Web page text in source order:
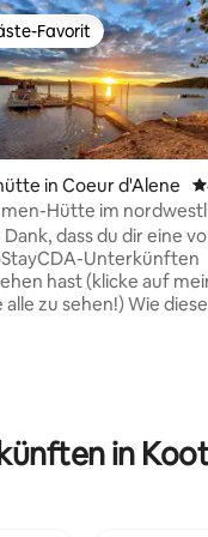
Bewertung: 5 von 5,
Gäste-Favorit.
Favorit
in Coeur d'Alene
Hütte im
mit Spa, Strand und
dass du dir eine
Unterkünften
hast (klicke auf
alle zu sehen!) Wie
und
den ultimativen
in